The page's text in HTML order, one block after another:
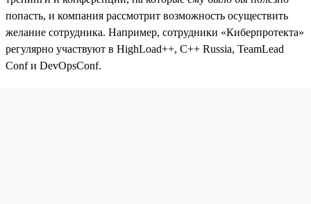
попасть, и компания рассмотрит возможность осуществить
желание сотрудника. Например, сотрудники «Киберпротекта»
регулярно участвуют в HighLoad++, C++ Russia, TeamLead
Conf и DevOpsConf.